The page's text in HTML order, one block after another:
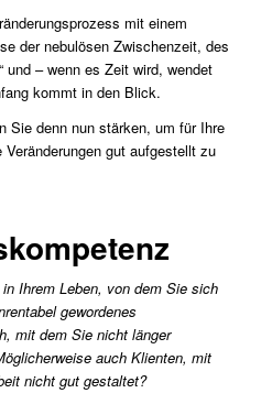
mit einem
der nebulösen Zwischenzeit, des
und – wenn es Zeit wird, wendet
kommt in den Blick.
Sie denn nun stärken, um für Ihre
gut aufgestellt zu
Ihrem Leben, von dem Sie sich
gewordenes
mit dem Sie nicht länger
auch Klienten, mit
nicht gut gestaltet?